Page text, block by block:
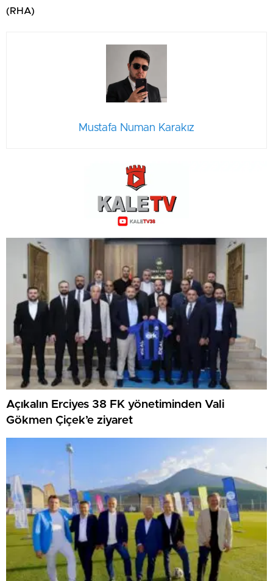
(RHA)
Mustafa Numan Karakız
Açıkalın Erciyes 38 FK yönetiminden Vali
Gökmen Çiçek’e ziyaret